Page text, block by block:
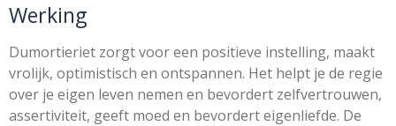
Werking
Dumortieriet zorgt voor een positieve instelling, maakt
vrolijk, optimistisch en ontspannen. Het helpt je de regie
over je eigen leven nemen en bevordert zelfvertrouwen,
assertiviteit, geeft moed en bevordert eigenliefde. De